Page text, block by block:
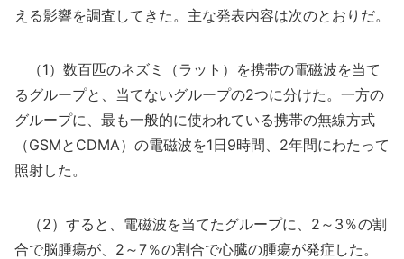
える影響を調査してきた。主な発表内容は次のとおりだ。
（1）数百匹のネズミ（ラット）を携帯の電磁波を当て
るグループと、当てないグループの2つに分けた。一方の
グループに、最も一般的に使われている携帯の無線方式
（GSMとCDMA）の電磁波を1日9時間、2年間にわたって
照射した。
（2）すると、電磁波を当てたグループに、2～3％の割
合で脳腫瘍が、2～7％の割合で心臓の腫瘍が発症した。